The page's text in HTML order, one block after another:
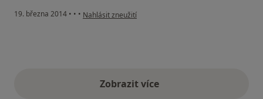
19. března 2014 • • • podle názoru uživatele Váš účet byl odstraněn
Nahlásit zneužití
Zobrazit vícevýše uvedené názory